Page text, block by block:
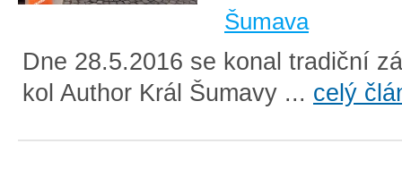
Šumava
Dne 28.5.2016 se konal tradiční
kol Author Král Šumavy ... celý